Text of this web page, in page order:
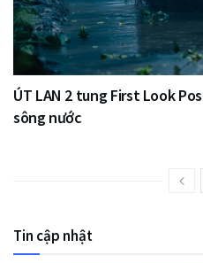
ÚT LAN 2 tung First Look
sông nước
Tin cập nhật